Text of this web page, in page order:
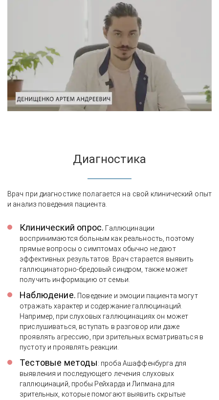
Диагностика
Врач при диагностике полагается на свой клинический опыт
и анализ поведения пациента.
Клинический опрос. Галлюцинации
воспринимаются больным как реальность, поэтому
прямые вопросы о симптомах обычно не дают
эффективных результатов. Врач старается выявить
галлюцинаторно-бредовый синдром, также может
получить информацию от семьи.
Наблюдение. Поведение и эмоции пациента могут
отражать характер и содержание галлюцинаций.
Например, при слуховых галлюцинациях он может
прислушиваться, вступать в разговор или даже
проявлять агрессию, при зрительных всматриваться в
пустоту и проявлять реакции.
Тестовые методы: проба Ашаффенбурга для
выявления и последующего лечения слуховых
галлюцинаций, пробы Рейхарда и Липмана для
зрительных, которые помогают выявить скрытые